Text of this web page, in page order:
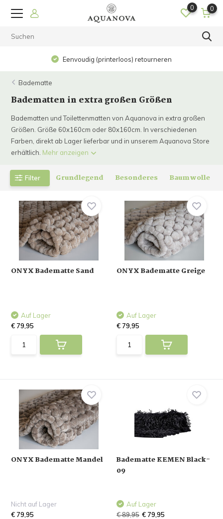
0 0
Op werkdagen voor 15.00 uur besteld? De volgende dag in
huis!
Badematte
Badematten in extra großen Größen
Badematten und Toilettenmatten von Aquanova in extra großen
Größen. Größe 60x160cm oder 80x160cm. In verschiedenen
Farben, direkt ab Lager lieferbar und in unserem Aquanova Store
erhältlich. Mehr anzeigen
Filter Grundlegend Besonderes Baumwolle
ONYX Badematte Sand
Auf Lager
€ 79,95
ONYX Badematte Greige
Auf Lager
€ 79,95
ONYX Badematte Mandel
Nicht auf Lager
€ 79,95
Badematte KEMEN Black-
09
Auf Lager
€ 89,95 € 79,95